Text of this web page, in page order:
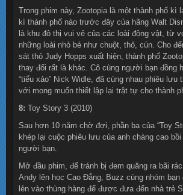
Trong phim này, Zootopia là một thành phố kì
kì thành phố nào trước đây của hãng Walt
là khu đô thị vui vẻ của các loài động vật, từ
những loài nhỏ bé như chuột, thỏ, cún. Cho
sát thỏ Judy Hopps xuất hiện, thành phố
thay đổi rất là khác. Cô cùng người bạn đồng
“tiểu xảo” Nick Widle, đã cùng nhau phiêu lưu
với mong muốn thiết lập lại trật tự cho thành
8: Toy Story 3 (2010)
Sau hơn 10 năm chờ đợi, phần ba của “Toy
khép lại cuộc phiêu lưu của anh chàng cao
người bạn.
Mở đầu phim, để tránh bị đem quăng ra bãi
Andy lên học Cao Đẳng, Buzz cùng nhóm
lẻn vào thùng hàng để được đưa đến nhà trẻ